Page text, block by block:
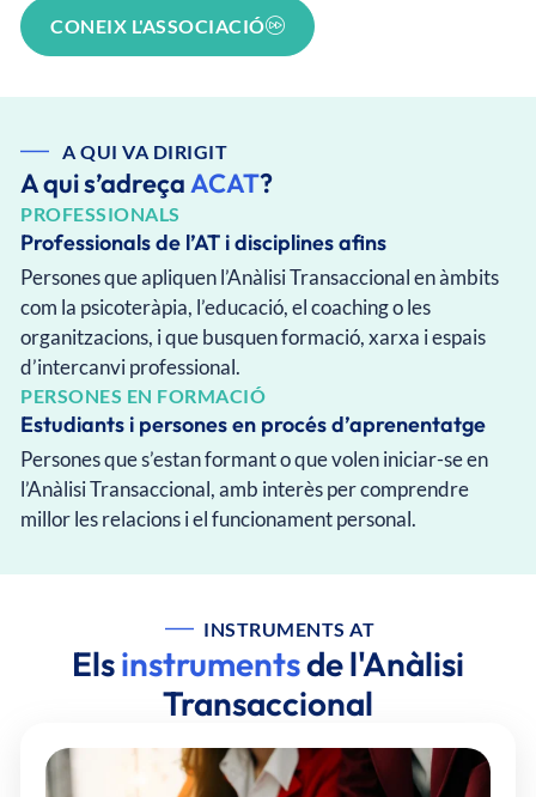
CONEIX L'ASSOCIACIÓ
A QUI VA DIRIGIT
A qui s’adreçaACAT?
PROFESSIONALS
Professionals de l’AT i disciplines afins
Persones que apliquen l’Anàlisi Transaccional en àmbits
com la psicoteràpia, l’educació, el coaching o les
organitzacions, i que busquen formació, xarxa i espais
d’intercanvi professional.
PERSONES EN FORMACIÓ
Estudiants i persones en procés d’aprenentatge
Persones que s’estan formant o que volen iniciar-se en
l’Anàlisi Transaccional, amb interès per comprendre
millor les relacions i el funcionament personal.
INSTRUMENTS AT
Elsinstrumentsde l'Anàlisi
Transaccional